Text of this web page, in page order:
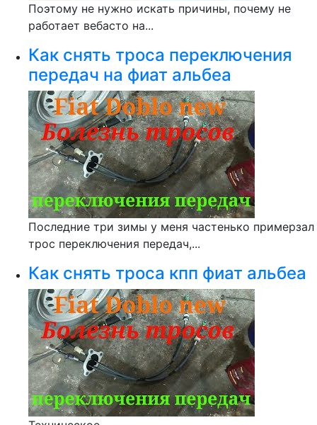
Поэтому не нужно искать причины, почему не
работает вебасто на...
Как снять троса переключения
передач на фиат альбеа
Последние три зимы у меня частенько примерзал
трос переключения передач,...
Как снять троса кпп фиат альбеа